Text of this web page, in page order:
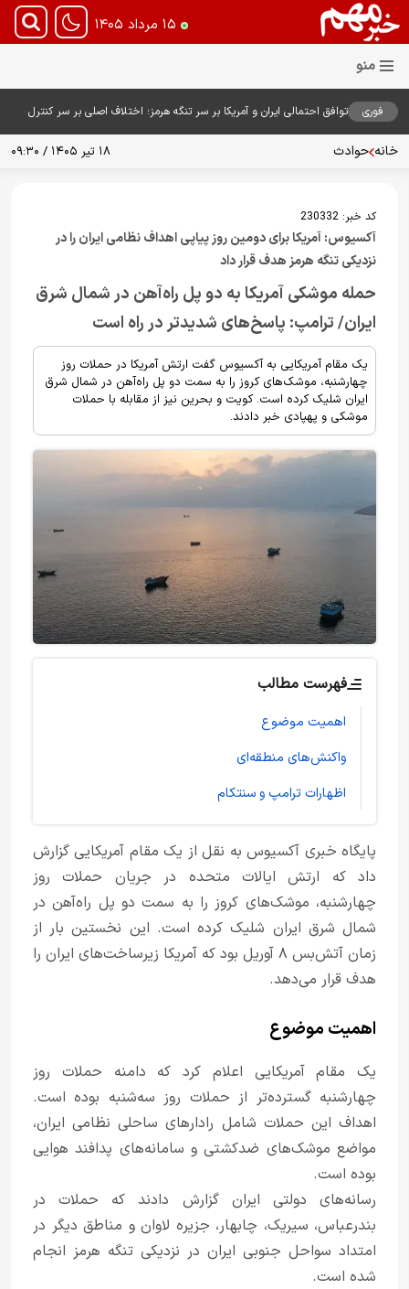
۱۵ مرداد ۱۴۰۵
فوری
توافق احتمالی ایران و آمریکا بر سر تنگه هرمز؛ اختلاف اصلی بر سر کنترل
خانه حوادث ۱۸ تیر ۱۴۰۵ / ۰۹:۳۰
کد خبر: 230332
آکسیوس: آمریکا برای دومین روز پیاپی اهداف نظامی ایران را در
نزدیکی تنگه هرمز هدف قرار داد
حمله موشکی آمریکا به دو پل راه‌آهن در شمال شرق
ایران/ ترامپ: پاسخ‌های شدیدتر در راه است
یک مقام آمریکایی به آکسیوس گفت ارتش آمریکا در حملات روز
چهارشنبه، موشک‌های کروز را به سمت دو پل راه‌آهن در شمال شرق
ایران شلیک کرده است. کویت و بحرین نیز از مقابله با حملات
موشکی و پهپادی خبر دادند.
فهرست مطالب
اهمیت موضوع
واکنش‌های منطقه‌ای
اظهارات ترامپ و سنتکام
پایگاه خبری آکسیوس به نقل از یک مقام آمریکایی گزارش
داد که ارتش ایالات متحده در جریان حملات روز
چهارشنبه، موشک‌های کروز را به سمت دو پل راه‌آهن در
شمال شرق ایران شلیک کرده است. این نخستین بار از
زمان آتش‌بس ۸ آوریل بود که آمریکا زیرساخت‌های ایران را
هدف قرار می‌دهد.
اهمیت موضوع
یک مقام آمریکایی اعلام کرد که دامنه حملات روز
چهارشنبه گسترده‌تر از حملات روز سه‌شنبه بوده است.
اهداف این حملات شامل رادارهای ساحلی نظامی ایران،
مواضع موشک‌های ضدکشتی و سامانه‌های پدافند هوایی
بوده است.
رسانه‌های دولتی ایران گزارش دادند که حملات در
بندرعباس، سیریک، چابهار، جزیره لاوان و مناطق دیگر در
امتداد سواحل جنوبی ایران در نزدیکی تنگه هرمز انجام
شده است.